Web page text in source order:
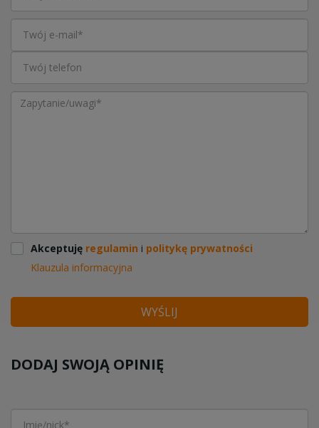
Akceptuję regulamin i politykę prywatności
Klauzula informacyjna
WYŚLIJ
DODAJ SWOJĄ OPINIĘ